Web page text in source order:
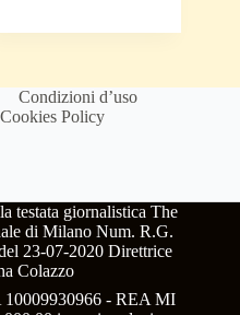
Condizioni d’uso
Cookies Policy
testata giornalistica The
di Milano Num. R.G.
23-07-2020 Direttrice
Colazzo
10009930966 - REA MI